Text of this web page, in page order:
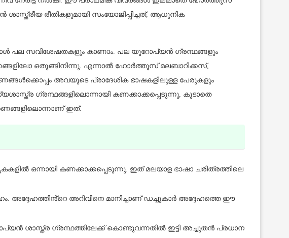
രീതികളുമായി സംയോജിപ്പിച്ചത്, ആധുനിക
പല സവിശേഷതകളും കാണാം. പല യൂറോപ്യൻ ഗ്രന്ഥങ്ങളും
ഒതുങ്ങിനിന്നു. എന്നാൽ ഹോർത്തൂസ് മലബാറിക്കസ്,
അവയുടെ പ്രാദേശിക ഭാഷകളിലുള്ള പേരുകളും
ഗ്രന്ഥങ്ങളിലൊന്നായി കണക്കാക്കപ്പെടുന്നു, കൂടാതെ
ഇത്.
ഒന്നായി കണക്കാക്കപ്പെടുന്നു. ഇത് മലയാള ഭാഷാ ചരിത്രത്തിലെ
അദ്ദേഹത്തിൻ്റെ അറിവിനെ മാനിച്ചാണ് ഡച്ചുകാർ അദ്ദേഹത്തെ ഈ
ശാസ്ത്ര ഗ്രന്ഥത്തിലേക്ക് കൊണ്ടുവന്നതിൽ ഇട്ടി അച്ചുതൻ പ്രധാന